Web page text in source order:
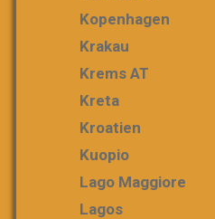
Kopenhagen
Krakau
Krems AT
Kreta
Kroatien
Kuopio
Lago Maggiore
Lagos